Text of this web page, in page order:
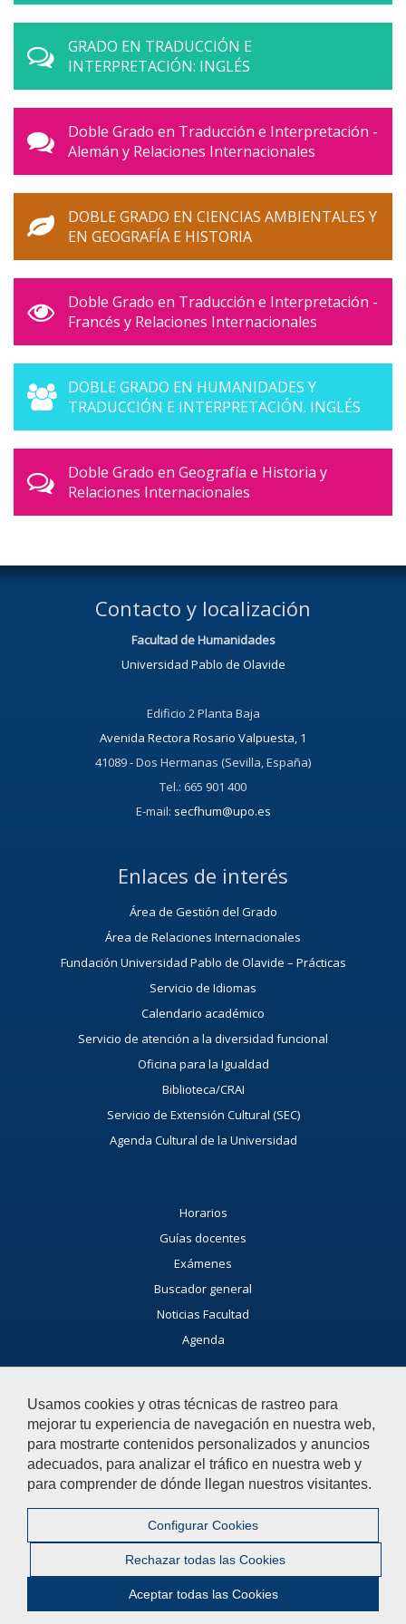
Usamos cookies y otras técnicas de rastreo para
mejorar tu experiencia de navegación en nuestra web,
para mostrarte contenidos personalizados y anuncios
adecuados, para analizar el tráfico en nuestra web y
para comprender de dónde llegan nuestros visitantes.
Configurar Cookies
Rechazar todas las Cookies
Aceptar todas las Cookies
GRADO EN TRADUCCIÓN E
INTERPRETACIÓN: INGLÉS
Doble Grado en Traducción e Interpretación -
Alemán y Relaciones Internacionales
DOBLE GRADO EN CIENCIAS AMBIENTALES Y
EN GEOGRAFÍA E HISTORIA
Doble Grado en Traducción e Interpretación -
Francés y Relaciones Internacionales
DOBLE GRADO EN HUMANIDADES Y
TRADUCCIÓN E INTERPRETACIÓN. INGLÉS
Doble Grado en Geografía e Historia y
Relaciones Internacionales
Contacto y localización
Facultad de Humanidades
Universidad Pablo de Olavide
Edificio 2 Planta Baja
Avenida Rectora Rosario Valpuesta, 1
41089 - Dos Hermanas (Sevilla, España)
Tel.: 665 901 400
E-mail: secfhum@upo.es
Enlaces de interés
Área de Gestión del Grado
Área de Relaciones Internacionales
Fundación Universidad Pablo de Olavide – Prácticas
Servicio de Idiomas
Calendario académico
Servicio de atención a la diversidad funcional
Oficina para la Igualdad
Biblioteca/CRAI
Servicio de Extensión Cultural (SEC)
Agenda Cultural de la Universidad
Horarios
Guías docentes
Exámenes
Buscador general
Noticias Facultad
Agenda
Buzón de consultas
Si tienes dudas, contacta con nosotros.
Contacta con nosotros
Aviso legal |
Configurar cookies
Bluesky